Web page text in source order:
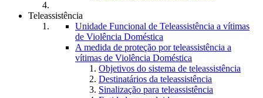
Teleassistência
Unidade Funcional de Teleassistência a vítimas
de Violência Doméstica
A medida de proteção por teleassistência a
vítimas de Violência Doméstica
Objetivos do sistema de teleassistência
Destinatários da teleassistência
Sinalização para teleassistência